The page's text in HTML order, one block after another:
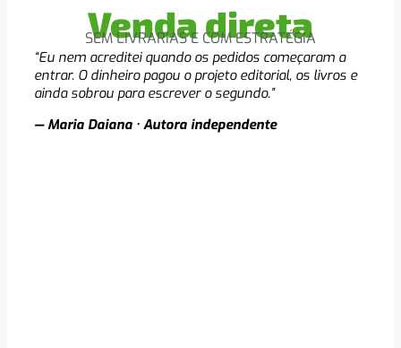
Venda direta
SEM LIVRARIAS E COM ESTRATÉGIA
“Eu nem acreditei quando os pedidos começaram a
entrar. O dinheiro pagou o projeto editorial, os livros e
ainda sobrou para escrever o segundo.”
— Maria Daiana · Autora independente